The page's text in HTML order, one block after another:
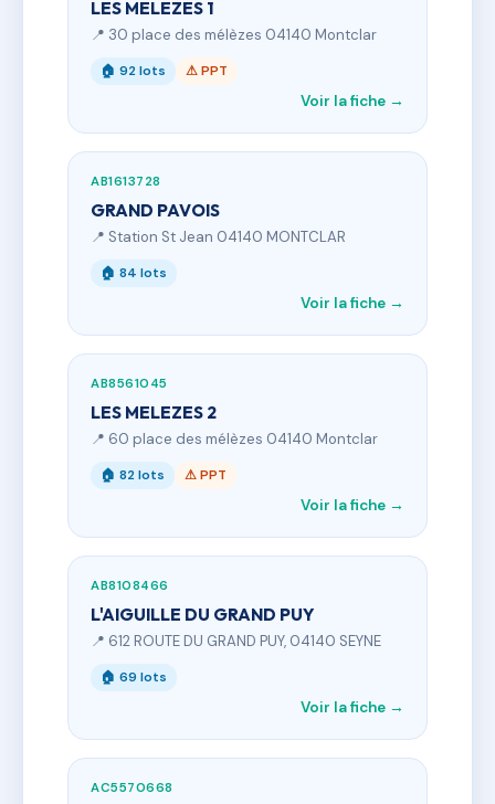
LES MELEZES 1
📍 30 place des mélèzes 04140 Montclar
🏠 92 lots ⚠ PPT
Voir la fiche →
AB1613728
GRAND PAVOIS
📍 Station St Jean 04140 MONTCLAR
🏠 84 lots
Voir la fiche →
AB8561045
LES MELEZES 2
📍 60 place des mélèzes 04140 Montclar
🏠 82 lots ⚠ PPT
Voir la fiche →
AB8108466
L'AIGUILLE DU GRAND PUY
📍 612 ROUTE DU GRAND PUY, 04140 SEYNE
🏠 69 lots
Voir la fiche →
AC5570668